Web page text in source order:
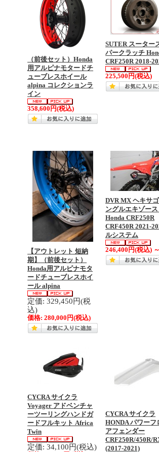
（前後セット）Honda
用アルピナモタードチ
ューブレスホイール
alpina コレクションラ
イン
358,600円(税込)
SUTER スーター
パークラッチ
CRF250R 2018-
225,500円(税込)
【アウトレット 短納
期】（前後セット）
Honda用アルピナモタ
ードチューブレスホイ
ール alpina
定価: 329,450円(税
込)
価格:280,000円(税込)
DVR MX ヘキサ
ングルエキゾース
Honda CRF250R
CRF450R 2021-
ルシステム
246,400円(税込) ～
CYCRA サイクラ
Voyager アドベンチャ
ーツーリングハンドガ
ードフルキット Africa
Twin
定価: 34,100円(税込)
CYCRA サイクラ
HONDA パワーフ
アフェンダー
CRF250R/450R/
(2017-2021)